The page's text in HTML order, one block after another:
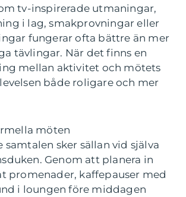
tv-inspirerade utmaningar,
i lag, smakprovningar eller
fungerar ofta bättre än mer
tävlingar. När det finns en
mellan aktivitet och mötets
både roligare och mer
möten
samtalen sker sällan vid själva
Genom att planera in
promenader, kaffepauser med
i loungen före middagen